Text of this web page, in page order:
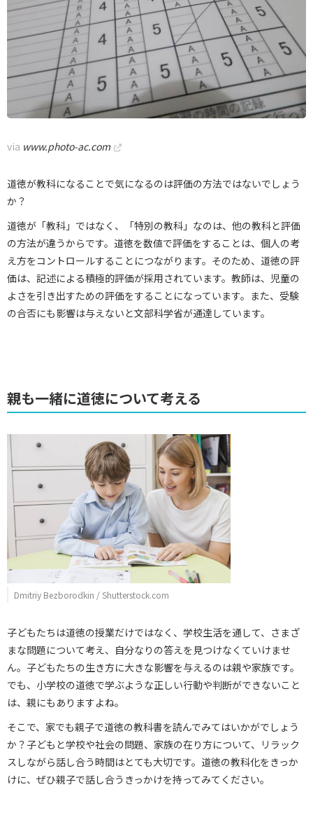
via www.photo-ac.com
道徳が教科になることで気になるのは評価の方法ではないでしょう
か？
道徳が「教科」ではなく、「特別の教科」なのは、他の教科と評価
の方法が違うからです。道徳を数値で評価をすることは、個人の考
え方をコントロールすることにつながります。そのため、道徳の評
価は、記述による積極的評価が採用されています。教師は、児童の
よさを引き出すための評価をすることになっています。また、受験
の合否にも影響は与えないと文部科学省が通達しています。
親も一緒に道徳について考える
Dmitriy Bezborodkin / Shutterstock.com
子どもたちは道徳の授業だけではなく、学校生活を通して、さまざ
まな問題について考え、自分なりの答えを見つけなくていけませ
ん。子どもたちの生き方に大きな影響を与えるのは親や家族です。
でも、小学校の道徳で学ぶような正しい行動や判断ができないこと
は、親にもありますよね。
そこで、家でも親子で道徳の教科書を読んでみてはいかがでしょう
か？子どもと学校や社会の問題、家族の在り方について、リラック
スしながら話し合う時間はとても大切です。道徳の教科化をきっか
けに、ぜひ親子で話し合うきっかけを持ってみてください。